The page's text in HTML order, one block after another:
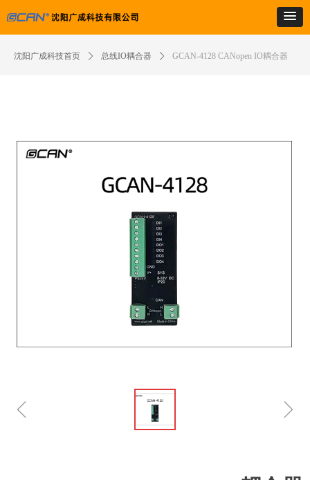
沈阳广成科技首页 ꄲ 总线IO耦合器 ꄲ GCAN-4128 CANopen IO耦合器
ꁆ ꁇ